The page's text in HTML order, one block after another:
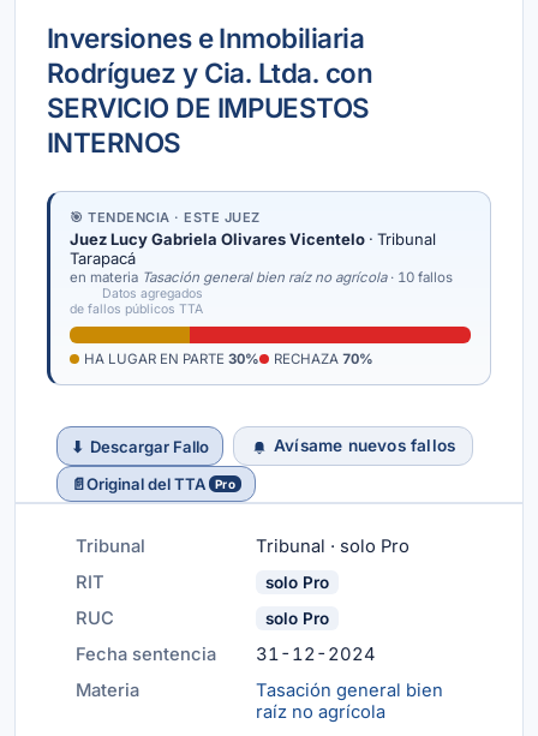
Inversiones e Inmobiliaria
Rodríguez y Cia. Ltda. con
SERVICIO DE IMPUESTOS
INTERNOS
🎯 TENDENCIA · ESTE JUEZ
Juez Lucy Gabriela Olivares Vicentelo · Tribunal
Tarapacá
en materia Tasación general bien raíz no agrícola· 10 fallos
Datos agregados
de fallos públicos TTA
HA LUGAR EN PARTE 30% RECHAZA 70%
⬇ Descargar Fallo
Avísame nuevos fallos
📄Original del TTA Pro
Tribunal
Tribunal · solo Pro
RIT
solo Pro
RUC solo Pro
Fecha sentencia
31-12-2024
Materia
Tasación general bien
raíz no agrícola